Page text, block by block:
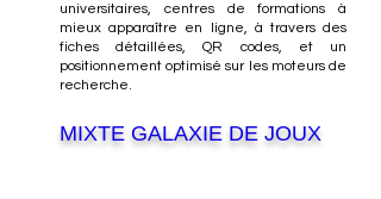
universitaires, centres de formations à
mieux apparaître en ligne, à travers des
fiches détaillées, QR codes, et un
positionnement optimisé sur les moteurs de
recherche.
MIXTE GALAXIE DE JOUX